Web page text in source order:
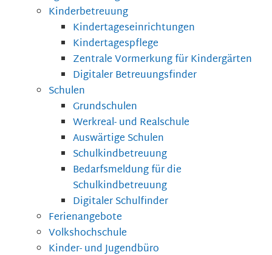
Kinderbetreuung
Kindertageseinrichtungen
Kindertagespflege
Zentrale Vormerkung für Kindergärten
Digitaler Betreuungsfinder
Schulen
Grundschulen
Werkreal- und Realschule
Auswärtige Schulen
Schulkindbetreuung
Bedarfsmeldung für die
Schulkindbetreuung
Digitaler Schulfinder
Ferienangebote
Volkshochschule
Kinder- und Jugendbüro